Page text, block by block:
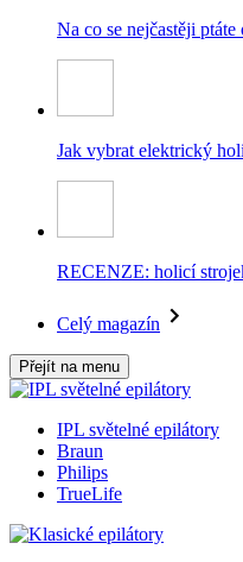
Na co se nejčastěji
Jak vybrat elektrický
RECENZE: holicí
Celý magazín
Přejít na menu
IPL světelné epilátory
Braun
Philips
TrueLife